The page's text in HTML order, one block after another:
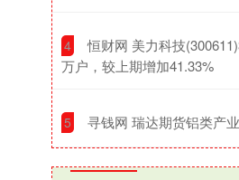
4
恒财网 美力科技
万户，较上期增加41.33%
5 寻钱网 瑞达期货铝类产